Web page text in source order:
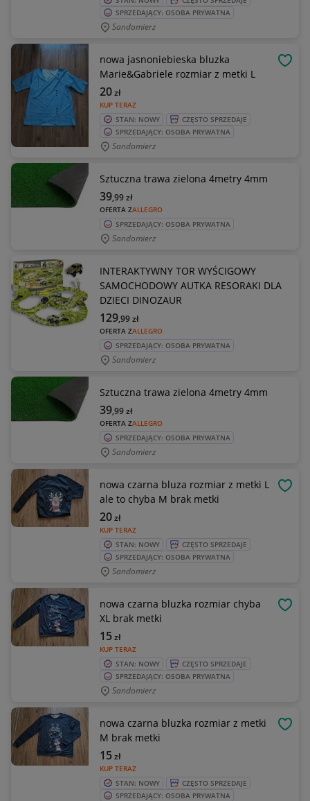
SPRZEDAJĄCY: OSOBA PRYWATNA
Sandomierz
nowa jasnoniebieska bluzka
Marie&Gabriele rozmiar z metki L
KUP TERAZ
20zł
STAN: NOWY
CZĘSTO SPRZEDAJE
SPRZEDAJĄCY: OSOBA PRYWATNA
Sandomierz
Sztuczna trawa zielona 4metry 4mm
OFERTA ZALLEGRO
39,99zł
SPRZEDAJĄCY: OSOBA PRYWATNA
Sandomierz
INTERAKTYWNY TOR WYŚCIGOWY
SAMOCHODOWY AUTKA RESORAKI DLA
DZIECI DINOZAUR
OFERTA ZALLEGRO
129,99zł
SPRZEDAJĄCY: OSOBA PRYWATNA
Sandomierz
Sztuczna trawa zielona 4metry 4mm
OFERTA ZALLEGRO
39,99zł
SPRZEDAJĄCY: OSOBA PRYWATNA
Sandomierz
nowa czarna bluza rozmiar z metki L
ale to chyba M brak metki
KUP TERAZ
20zł
STAN: NOWY
CZĘSTO SPRZEDAJE
SPRZEDAJĄCY: OSOBA PRYWATNA
Sandomierz
nowa czarna bluzka rozmiar chyba
XL brak metki
KUP TERAZ
15zł
STAN: NOWY
CZĘSTO SPRZEDAJE
SPRZEDAJĄCY: OSOBA PRYWATNA
Sandomierz
nowa czarna bluzka rozmiar z metki
M brak metki
KUP TERAZ
15zł
STAN: NOWY
CZĘSTO SPRZEDAJE
SPRZEDAJĄCY: OSOBA PRYWATNA